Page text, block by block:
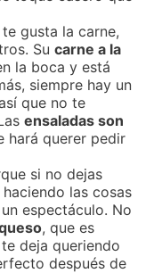
gusta la carne,
Su carne a la
la boca y está
siempre hay un
que no te
ensaladas son
hará querer pedir
si no dejas
las cosas
espectáculo. No
, que es
deja queriendo
después de